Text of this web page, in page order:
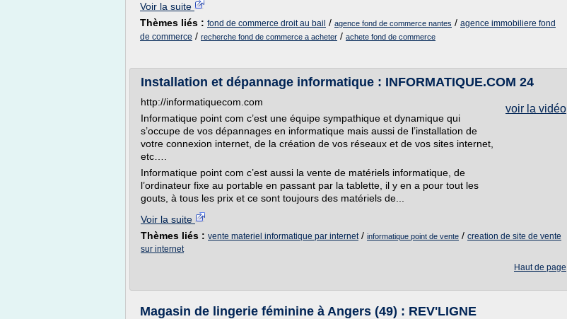
Voir la suite
Thèmes liés : fond de commerce droit au bail / agence fond de commerce nantes / agence immobiliere fond
de commerce / recherche fond de commerce a acheter / achete fond de commerce
Installation et dépannage informatique : INFORMATIQUE.COM 24
voir la vidéo
http://informatiquecom.com
Informatique point com c’est une équipe sympathique et dynamique qui
s’occupe de vos dépannages en informatique mais aussi de l’installation de
votre connexion internet, de la création de vos réseaux et de vos sites internet,
etc….
Informatique point com c’est aussi la vente de matériels informatique, de
l’ordinateur fixe au portable en passant par la tablette, il y en a pour tout les
gouts, à tous les prix et ce sont toujours des matériels de...
Voir la suite
Thèmes liés : vente materiel informatique par internet/ informatique point de vente / creation de site de vente
sur internet
Haut de page
Magasin de lingerie féminine à Angers (49) : REV'LIGNE